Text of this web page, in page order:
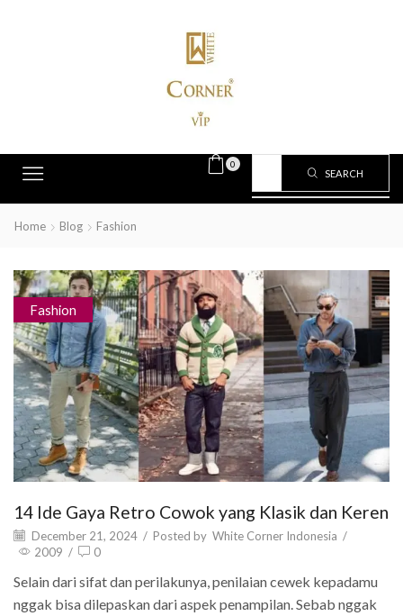
0
SEARCH
Home Blog Fashion
Fashion
14 Ide Gaya Retro Cowok yang Klasik dan Keren
December 21, 2024 / Posted by White Corner Indonesia /
2009 / 0
Selain dari sifat dan perilakunya, penilaian cewek kepadamu
nggak bisa dilepaskan dari aspek penampilan. Sebab nggak